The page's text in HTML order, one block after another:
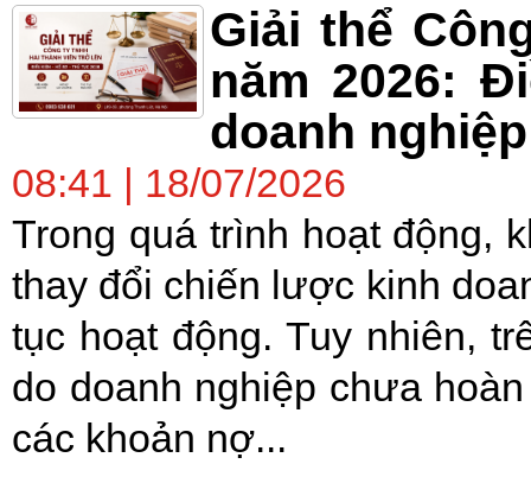
Giải thể
năm 2026:
doanh
08:41 | 18/07/2026
Trong quá trình hoạt động,
thay đổi chiến lược kinh
tục hoạt động. Tuy nhiên,
do doanh nghiệp chưa
các khoản nợ...